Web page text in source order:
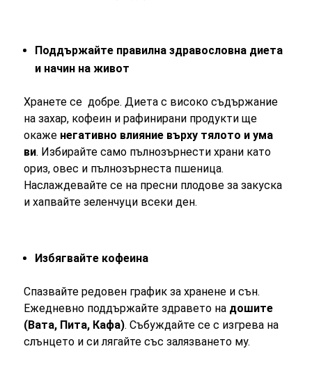
Поддържайте правилна здравословна диета
и начин на живот
Хранете се добре. Диета с високо съдържание
на захар, кофеин и рафинирани продукти ще
окаже негативно влияние върху тялото и ума
ви. Избирайте само пълнозърнести храни като
ориз, овес и пълнозърнеста пшеница.
Наслаждевайте се на пресни плодове за закуска
и хапвайте зеленчуци всеки ден.
Избягвайте кофеина
Спазвайте редовен график за хранене и сън.
Ежедневно поддържайте здравето на дошите
(Вата, Пита, Кафа). Събуждайте се с изгрева на
слънцето и си лягайте със залязването му.